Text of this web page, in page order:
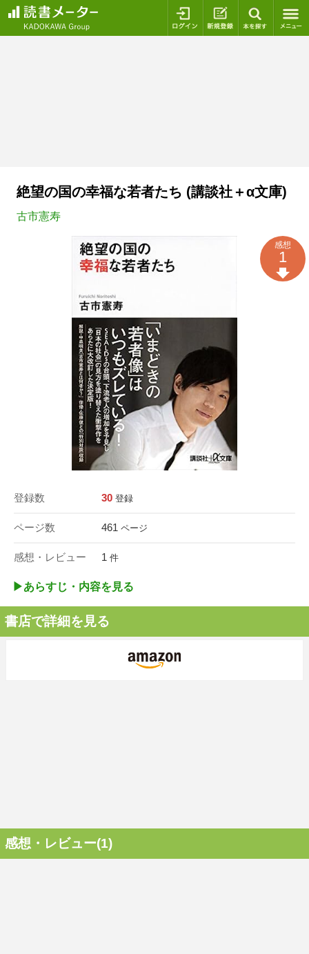
ログイン 新規登録
絶望の国の幸福な若者たち (講談社＋α文庫)
古市憲寿
登録数 30 登録
ページ数 461 ページ
感想・レビュー 1 件
感想
1
▶︎あらすじ・内容を見る
書店で詳細を見る
感想・レビュー(1)